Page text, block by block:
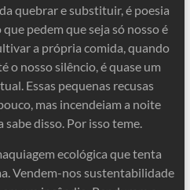
quebrar e substituir, é poesia
pedem que seja só nosso é
a própria comida, quando
o nosso silêncio, é quase um
Essas pequenas recusas
mas incendeiam a noite
disso. Por isso teme.
ecológica que tenta
Vendem-nos sustentabilidade